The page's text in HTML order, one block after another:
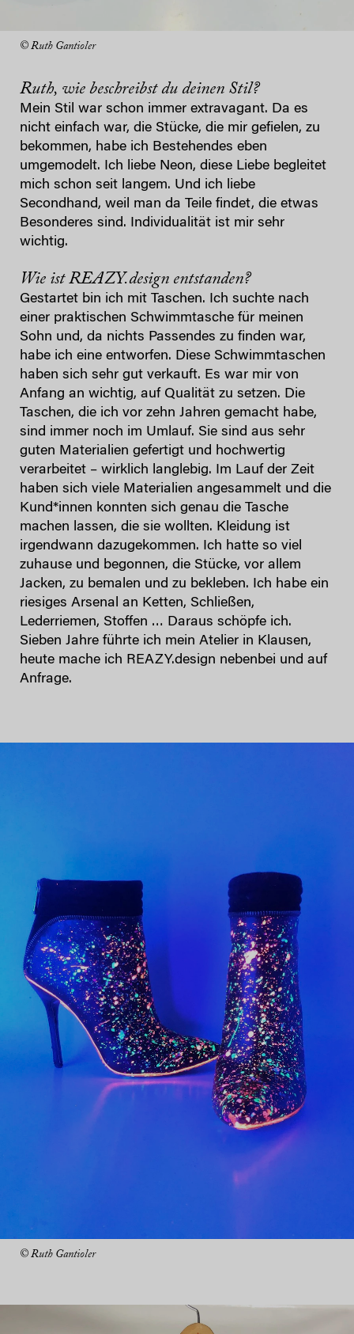
© Ruth Gantioler
Ruth, wie beschreibst du deinen Stil?
Mein Stil war schon immer extravagant. Da es
nicht einfach war, die Stücke, die mir gefielen, zu
bekommen, habe ich Bestehendes eben
umgemodelt. Ich liebe Neon, diese Liebe begleitet
mich schon seit langem. Und ich liebe
Secondhand, weil man da Teile findet, die etwas
Besonderes sind. Individualität ist mir sehr
wichtig.
Wie ist REAZY.design entstanden?
Gestartet bin ich mit Taschen. Ich suchte nach
einer praktischen Schwimmtasche für meinen
Sohn und, da nichts Passendes zu finden war,
habe ich eine entworfen. Diese Schwimmtaschen
haben sich sehr gut verkauft. Es war mir von
Anfang an wichtig, auf Qualität zu setzen. Die
Taschen, die ich vor zehn Jahren gemacht habe,
sind immer noch im Umlauf. Sie sind aus sehr
guten Materialien gefertigt und hochwertig
verarbeitet – wirklich langlebig. Im Lauf der Zeit
haben sich viele Materialien angesammelt und die
Kund*innen konnten sich genau die Tasche
machen lassen, die sie wollten. Kleidung ist
irgendwann dazugekommen. Ich hatte so viel
zuhause und begonnen, die Stücke, vor allem
Jacken, zu bemalen und zu bekleben. Ich habe ein
riesiges Arsenal an Ketten, Schließen,
Lederriemen, Stoffen … Daraus schöpfe ich.
Sieben Jahre führte ich mein Atelier in Klausen,
heute mache ich REAZY.design nebenbei und auf
Anfrage.
© Ruth Gantioler